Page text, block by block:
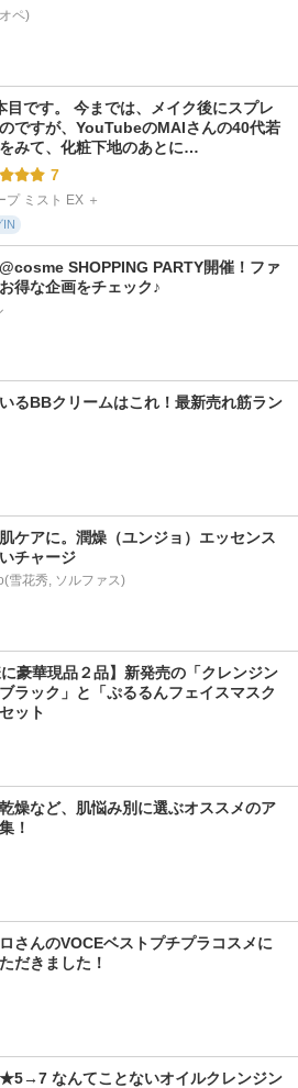
目です。 今までは、メイク後にスプレ
ですが、YouTubeのMAIさんの40代若
みて、化粧下地のあとに…
7
プ ミスト EX ＋
IN
@cosme SHOPPING PARTY開催！ファ
得な企画をチェック♪
るBBクリームはこれ！最新売れ筋ラン
ケアに。潤燥（ユンジョ）エッセンス
チャージ
雪花秀, ソルファス)
に豪華現品２品】新発売の「クレンジン
ラック」と「ぷるるんフェイスマスク
ット
燥など、肌悩み別に選ぶオススメのア
！
さんのVOCEベストプチプラコスメに
だきました！
なんてことないオイルクレンジン